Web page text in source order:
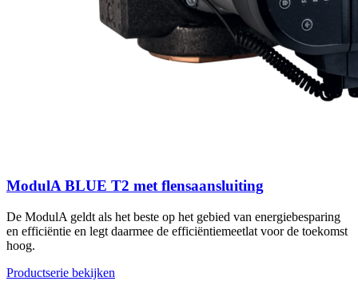
ModulA BLUE T2 met flensaansluiting
De ModulA geldt als het beste op het gebied van energiebesparing
en efficiëntie en legt daarmee de efficiëntiemeetlat voor de toekomst
hoog.
Productserie bekijken